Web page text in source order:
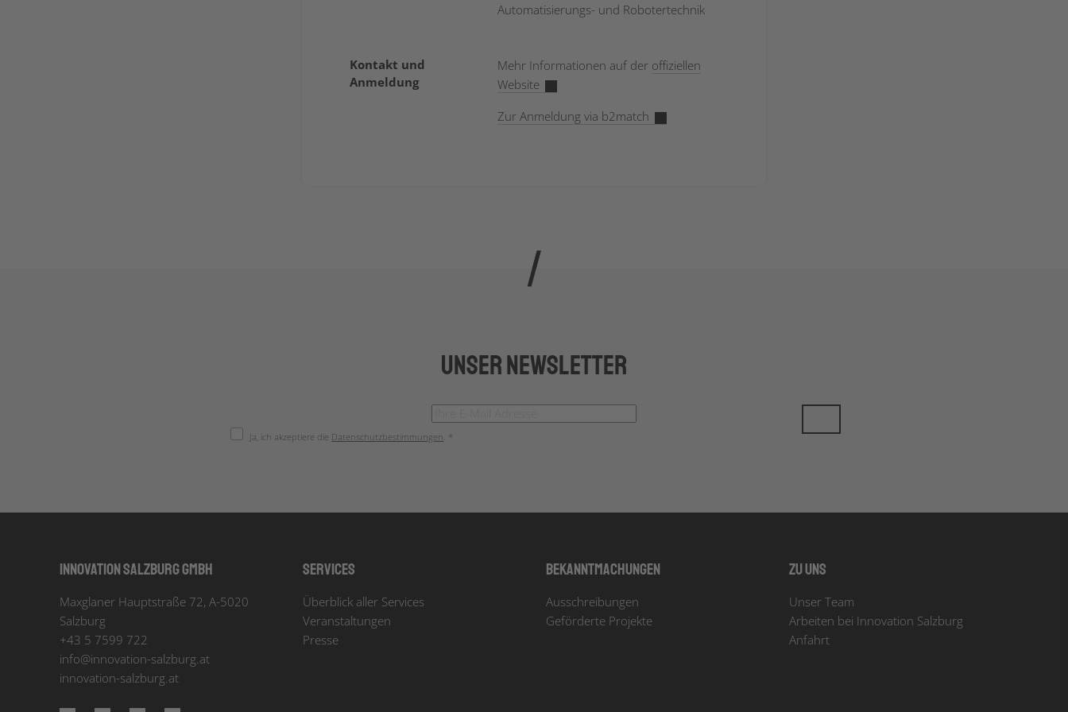
Automatisierungs- und Robotertechnik
Kontakt und
Anmeldung
Mehr Informationen auf der offiziellen
Website
Zur Anmeldung via b2match
Unser Newsletter
Ja, ich akzeptiere die Datenschutzbestimmungen . *
Innovation Salzburg GmbH
Maxglaner Hauptstraße 72, A-5020
Salzburg
+43 5 7599 722
info@innovation-salzburg.at
innovation-salzburg.at
Services
Überblick aller Services
Veranstaltungen
Presse
Bekanntmachungen
Ausschreibungen
Geförderte Projekte
Zu uns
Unser Team
Arbeiten bei Innovation Salzburg
Anfahrt